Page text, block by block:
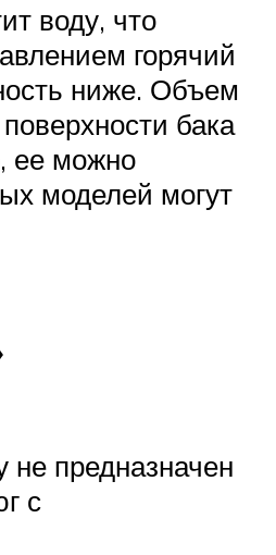
воду, что
горячий
ниже. Объем
бака
ее можно
моделей могут
не предназначен
с